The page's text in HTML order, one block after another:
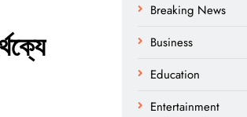
Breaking News
Business
Education
Entertainment